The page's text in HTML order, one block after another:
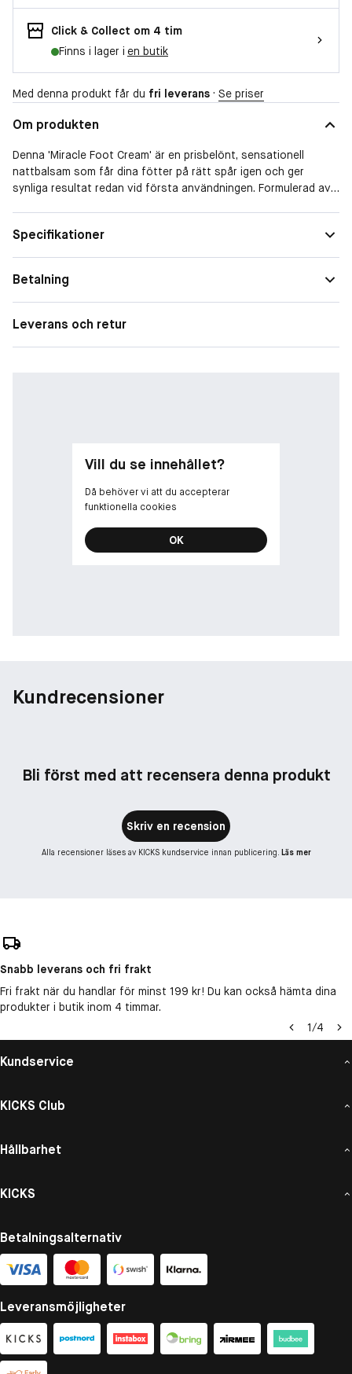
Click & Collect om 4 tim
Finns i lager i en butik
Med denna produkt får du fri leverans · Se priser
Om produkten
Denna 'Miracle Foot Cream' är en prisbelönt, sensationell
nattbalsam som får dina fötter på rätt spår igen och ger
synliga resultat redan vid första användningen. Formulerad av
dina fötter och naglar. Använd den innan läggdags och vakna
med "nya fötter." Utmärkt som hygienåtgärd för
hålla sina fötter friska. Med antibakteriell och svampdödande
ren tea tree-olja Hjälper till att lindra symtom kopplade till
fotsvamp Hjälper till att kontrollera lukt från överdriven
Specifikationer
Betalning
Leverans och retur
Vill du se innehållet?
Då behöver vi att du accepterar
funktionella cookies
OK
Kundrecensioner
Bli först med att recensera denna produkt
Skriv en recension
Alla recensioner läses av KICKS kundservice innan publicering. Läs mer
Snabb leverans och fri frakt
Fri frakt när du handlar för minst 199 kr! Du kan också hämta dina
produkter i butik inom 4 timmar.
1/4
Kundservice
KICKS Club
Hållbarhet
KICKS
Betalningsalternativ
Leveransmöjligheter